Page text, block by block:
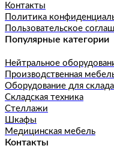
Контакты
Политика
Пользовательское
Популярные категории
Нейтральное
Производственная
Оборудование для склада
Складская техника
Стеллажи
Шкафы
Медицинская мебель
Контакты